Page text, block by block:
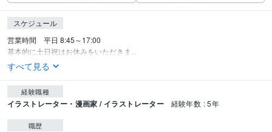
スケジュール
営業時間　平日 8:45～17:00
基本的に土日祝はお休みをいただきま...
すべて見る
経験職種
イラストレーター・漫画家 / イラストレーター 経験年数 : 5年
職歴